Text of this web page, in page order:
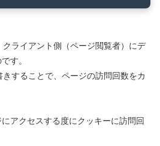
ライアント側（ページ閲覧者）にデ
す。
することで、ページの訪問回数をカ
アクセスする度にクッキーに訪問回